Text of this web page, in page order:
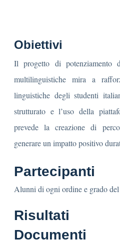
Obiettivi
Il progetto di potenziamento
multilinguistiche mira a
linguistiche degli studenti
strutturato e l’uso della
prevede la creazione di
generare un impatto positivo
Partecipanti
Alunni di ogni ordine e grado
Risultati
Documenti